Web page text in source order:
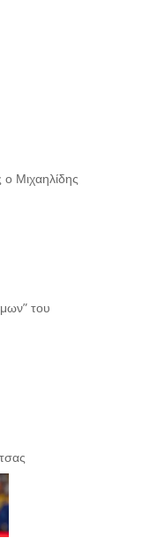
Μιχαηλίδης
του